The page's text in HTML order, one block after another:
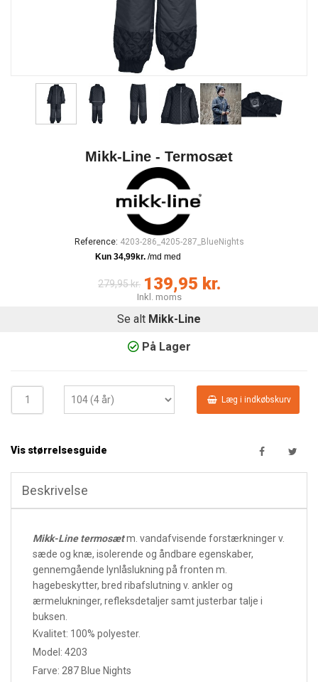
Mikk-Line - Termosæt
Reference: 4203-286_4205-287_BlueNights
279,95 kr. 139,95 kr.
Inkl. moms
Se alt Mikk-Line
På Lager
Læg i indkøbskurv
Vis størrelsesguide
Beskrivelse
Mikk-Line termosætm. vandafvisende forstærkninger v.
sæde og knæ, isolerende og åndbare egenskaber,
gennemgående lynlåslukning på fronten m.
hagebeskytter, bred ribafslutning v. ankler og
ærmelukninger, refleksdetaljer samt justerbar talje i
buksen.
Kvalitet: 100% polyester.
Model: 4203
Farve: 287 Blue Nights